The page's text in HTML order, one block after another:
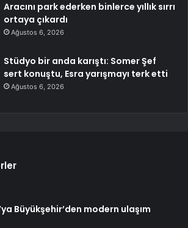
Aracını park ederken binlerce yıllık sırrı
ortaya çıkardı
Ağustos 6, 2026
Stüdyo bir anda karıştı: Somer Şef
sert konuştu, Esra yarışmayı terk etti
Ağustos 6, 2026
Büyükşehir’den modern ulaşım